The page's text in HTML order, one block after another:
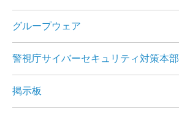
グループウェア
警視庁サイバーセキュリティ対策本部
掲示板